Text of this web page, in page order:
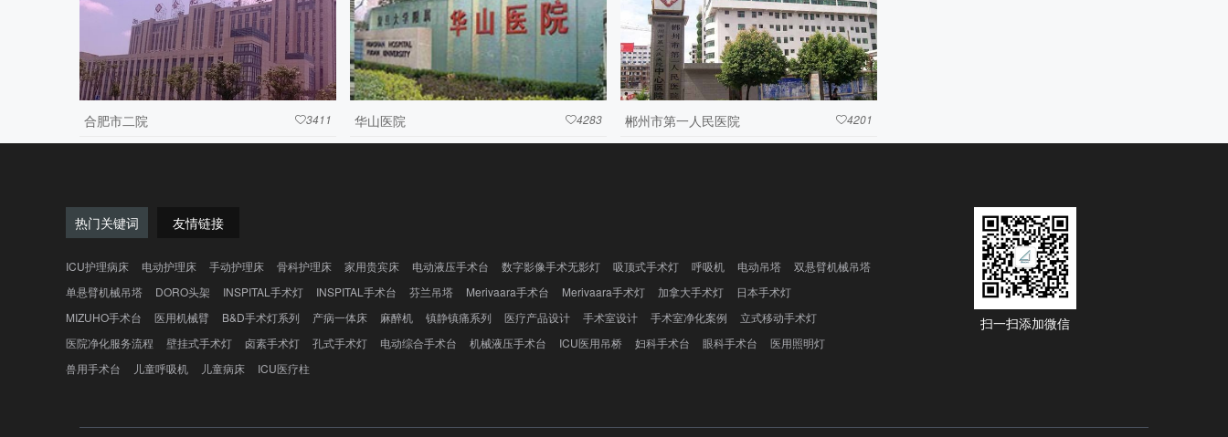
合肥市二院 3411 华山医院 4283 郴州市第一人民医院 4201
热门关键词 友情链接
ICU护理病床 电动护理床 手动护理床 骨科护理床 家用贵宾床 电动液压手术台 数字影像手术无影灯 吸顶式手术灯 呼吸机 电动吊塔
双悬臂机械吊塔
单悬臂机械吊塔
DORO头架 INSPITAL手术灯 INSPITAL手术台 芬兰吊塔 Merivaara手术台 Merivaara手术灯 加拿大手术灯
日本手术灯
MIZUHO手术台
医用机械臂 B&D手术灯系列 产病一体床 麻醉机 镇静镇痛系列 医疗产品设计 手术室设计 手术室净化案例
立式移动手术灯
医院净化服务流程
壁挂式手术灯 卤素手术灯 孔式手术灯 电动综合手术台 机械液压手术台 ICU医用吊桥 妇科手术台 眼科手术台
医用照明灯
兽用手术台
儿童呼吸机 儿童病床 ICU医疗柱
扫一扫添加微信